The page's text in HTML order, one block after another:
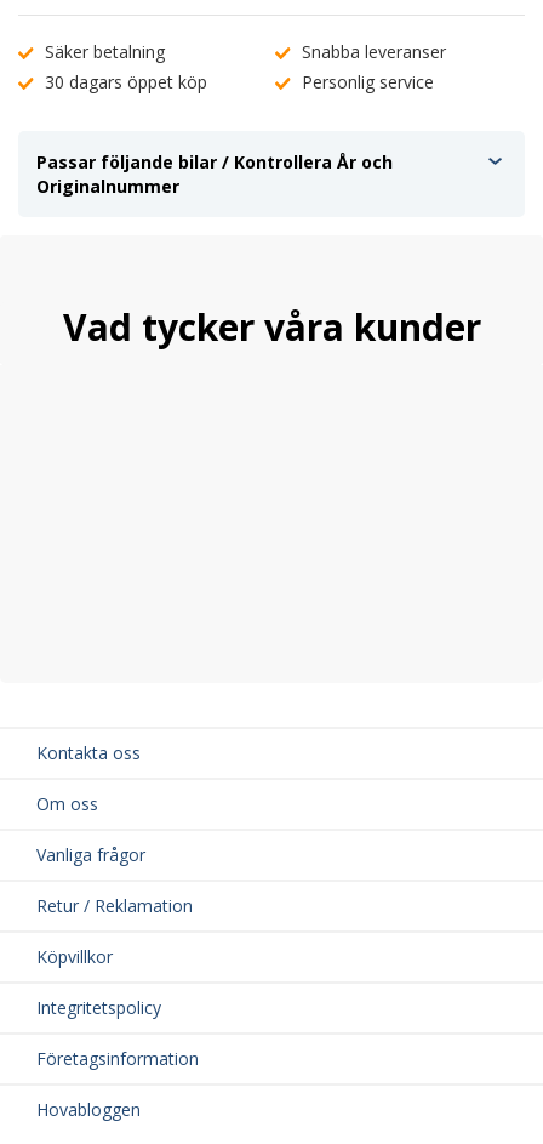
Säker betalning
Snabba leveranser
30 dagars öppet köp
Personlig service
Passar följande bilar / Kontrollera År och
Originalnummer
Vad tycker våra kunder
Kontakta oss
Om oss
Vanliga frågor
Retur / Reklamation
Köpvillkor
Integritetspolicy
Företagsinformation
Hovabloggen